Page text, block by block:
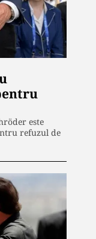
este
refuzul de